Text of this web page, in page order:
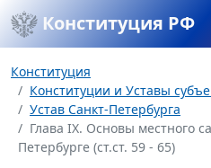
Конституция РФ
Конституция
Конституции и Уставы
Устав Санкт-Петербурга
Глава IX. Основы местного
Петербурге (ст.ст. 59 - 65)